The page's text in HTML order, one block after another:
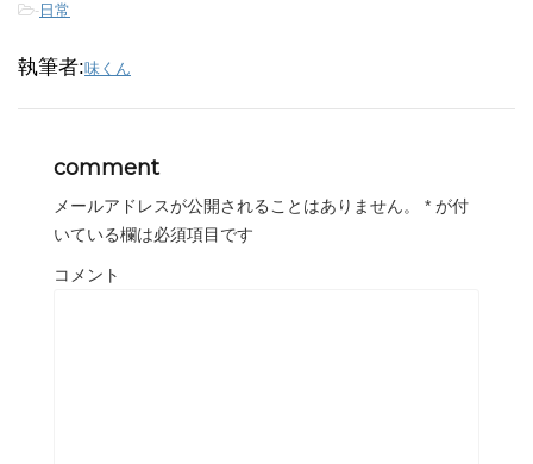
- 日常
執筆者:味くん
comment
メールアドレスが公開されることはありません。 * が付
いている欄は必須項目です
コメント